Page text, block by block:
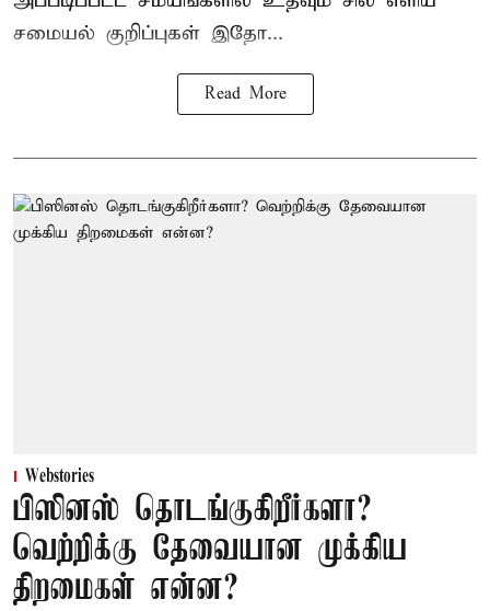
சமையல் குறிப்புகள் இதோ...
Read More
Webstories
பிஸினஸ் தொடங்குகிறீர்களா?
வெற்றிக்கு தேவையான முக்கிய
திறமைகள் என்ன?